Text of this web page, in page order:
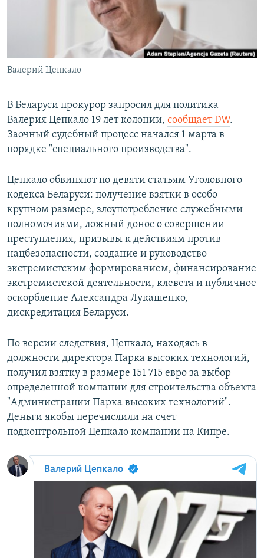
ПОБЕДИТЕЛЕЙ НЕ СУДЯТ?
УКРАИНСКАЯ ПРОБЛЕМА КРЫМА
Валерий Цепкало
В Беларуси прокурор запросил для политика
Валерия Цепкало 19 лет колонии, сообщает DW.
Заочный судебный процесс начался 1 марта в
порядке "специального производства".
Цепкало обвиняют по девяти статьям Уголовного
кодекса Беларуси: получение взятки в особо
крупном размере, злоупотребление служебными
полномочиями, ложный донос о совершении
преступления, призывы к действиям против
нацбезопасности, создание и руководство
экстремистским формированием, финансирование
экстремистской деятельности, клевета и публичное
оскорбление Александра Лукашенко,
дискредитация Беларуси.
По версии следствия, Цепкало, находясь в
должности директора Парка высоких технологий,
получил взятку в размере 151 715 евро за выбор
определенной компании для строительства объекта
"Администрации Парка высоких технологий".
Деньги якобы перечислили на счет
подконтрольной Цепкало компании на Кипре.